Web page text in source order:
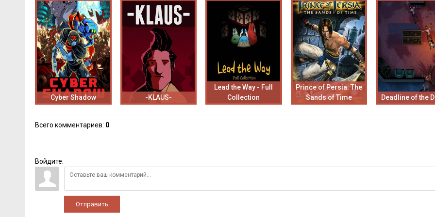
Cyber Shadow -KLAUS-
Lead the Way - Full
Collection
Prince of Persia: The
Sands of Time
Deadline of the
Всего комментариев: 0
Войдите:
Отправить